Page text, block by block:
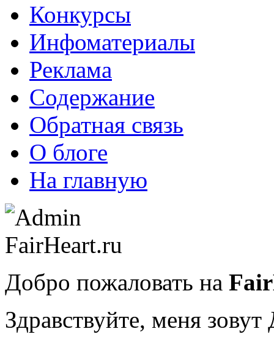
Конкурсы
Инфоматериалы
Реклама
Содержание
Обратная связь
О блоге
На главную
Добро пожаловать на
Здравствуйте, меня